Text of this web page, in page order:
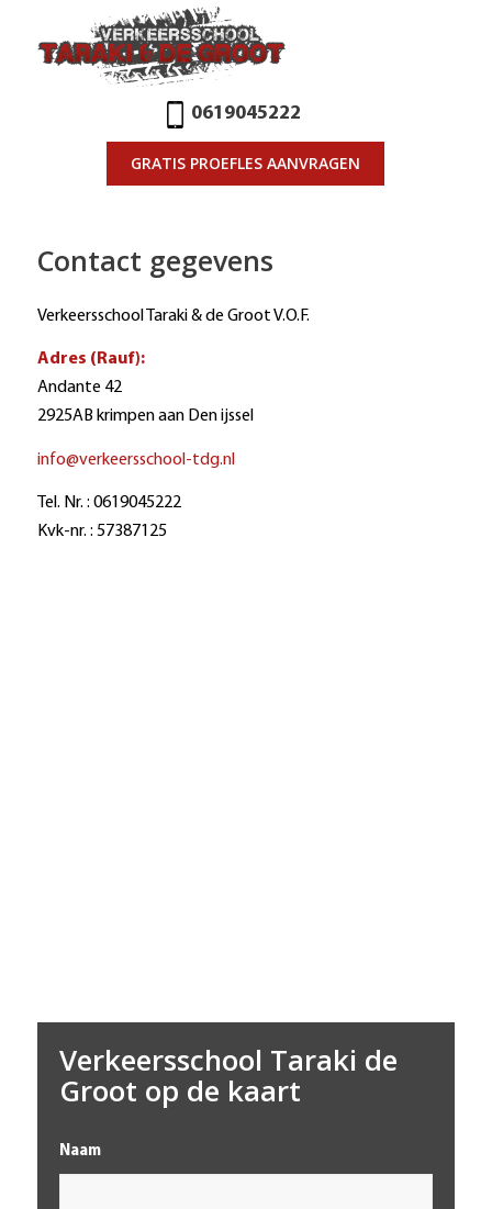
0619045222
GRATIS PROEFLES AANVRAGEN
Contact gegevens
Verkeersschool Taraki & de Groot V.O.F.
Adres (Rauf):
Andante 42
2925AB krimpen aan Den ijssel
info@verkeersschool-tdg.nl
Tel. Nr. : 0619045222
Kvk-nr. : 57387125
Verkeersschool Taraki de
Groot op de kaart
Naam